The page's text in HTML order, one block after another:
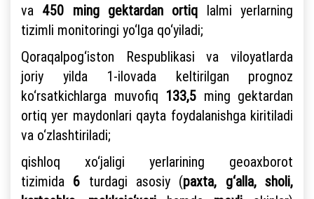
va 450 ming gektardan ortiq lalmi yerlarning
tizimli monitoringi yo‘lga qo‘yiladi;
Qoraqalpog‘iston Respublikasi va viloyatlarda
joriy yilda 1-ilovada keltirilgan prognoz
ko‘rsatkichlarga muvofiq 133,5 ming gektardan
ortiq yer maydonlari qayta foydalanishga kiritiladi
va o‘zlashtiriladi;
qishloq xo‘jaligi yerlarining geoaxborot
tizimida 6 turdagi asosiy (paxta, g‘alla, sholi,